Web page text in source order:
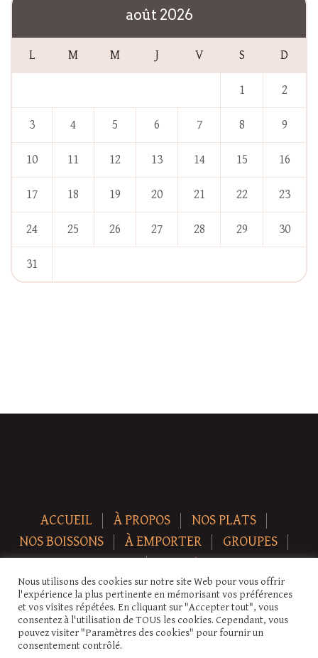
août 2026
L M M J V S D
1 2
3 4 5 6 7 8 9
10 11 12 13 14 15 16
17 18 19 20 21 22 23
24 25 26 27 28 29 30
31
ACCUEIL À PROPOS
NOS PLATS
NOS BOISSONS
À EMPORTER
GROUPES
NEWS
CONTACT
Copyright © 2026 Auberge-ecurie. Tous droits réservés.
Nous utilisons des cookies sur notre site Web pour vous offrir
l'expérience la plus pertinente en mémorisant vos préférences
et vos visites répétées. En cliquant sur "Accepter tout", vous
consentez à l'utilisation de TOUS les cookies. Cependant, vous
pouvez visiter "Paramètres des cookies" pour fournir un
consentement contrôlé.